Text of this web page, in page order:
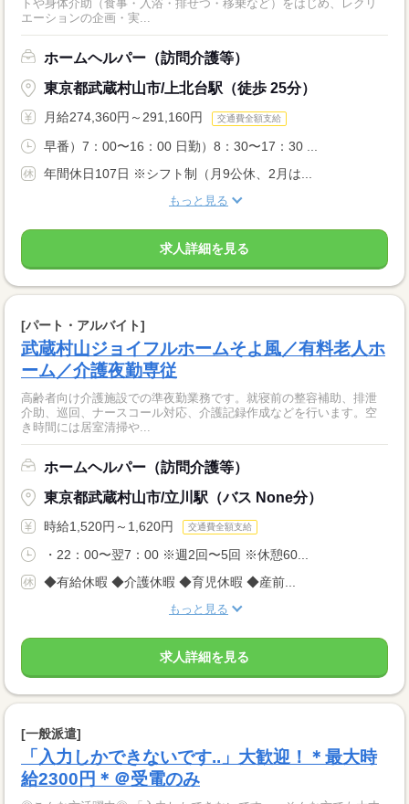
トや身体介助（食事・入浴・排せつ・移乗など）をはじめ、レクリ
エーションの企画・実...
ホームヘルパー（訪問介護等）
東京都武蔵村山市/上北台駅（徒歩 25分）
月給274,360円～291,160円 交通費全額支給
早番）7：00〜16：00 日勤）8：30〜17：30 ...
年間休日107日 ※シフト制（月9公休、2月は...
もっと見る
求人詳細を見る
[パート・アルバイト]
武蔵村山ジョイフルホームそよ風／有料老人ホ
ーム／介護夜勤専従
高齢者向け介護施設での準夜勤業務です。就寝前の整容補助、排泄
介助、巡回、ナースコール対応、介護記録作成などを行います。空
き時間には居室清掃や...
ホームヘルパー（訪問介護等）
東京都武蔵村山市/立川駅（バス None分）
時給1,520円～1,620円 交通費全額支給
・22：00〜翌7：00 ※週2回〜5回 ※休憩60...
◆有給休暇 ◆介護休暇 ◆育児休暇 ◆産前...
もっと見る
求人詳細を見る
[一般派遣]
「入力しかできないです..」大歓迎！＊最大時
給2300円＊＠受電のみ